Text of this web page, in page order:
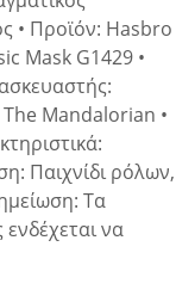
• Προϊόν: Hasbro
Mask G1429 •
Mandalorian •
Παιχνίδι ρόλων,
Τα
να